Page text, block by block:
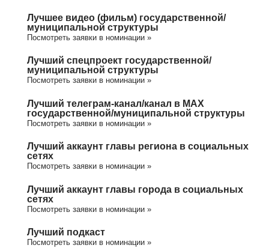
Лучшее видео (фильм) государственной/
муниципальной структуры
Посмотреть заявки в номинации »
Лучший спецпроект государственной/
муниципальной структуры
Посмотреть заявки в номинации »
Лучший телеграм-канал/канал в МАХ
государственной/муниципальной структуры
Посмотреть заявки в номинации »
Лучший аккаунт главы региона в социальных
сетях
Посмотреть заявки в номинации »
Лучший аккаунт главы города в социальных
сетях
Посмотреть заявки в номинации »
Лучший подкаст
Посмотреть заявки в номинации »